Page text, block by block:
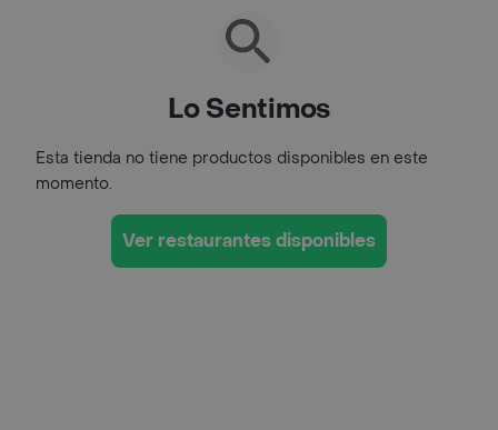
Lo Sentimos
Esta tienda no tiene productos disponibles en este
momento.
Ver restaurantes disponibles